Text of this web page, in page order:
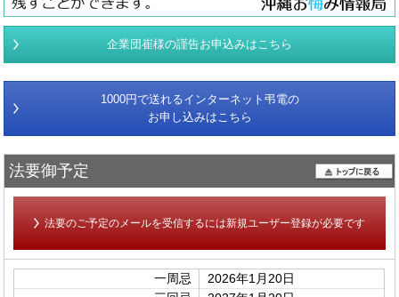
企業団崔様の謹告お申込みはこちら
1000円で送れるインターネット弔電の
お申し込みはこちら
法要御予定
法要のご予定のメールを受信するには新規ユーザー登録が必要です
一周忌
2026年1月20日